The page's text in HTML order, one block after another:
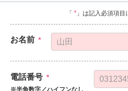
「 * 」は記入必須項目
お名前 *
電話番号 *
※半角数字／ハイフンなし